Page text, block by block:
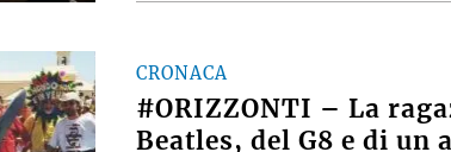
CRONACA
#ORIZZONTI – La
Beatles, del G8 e di un